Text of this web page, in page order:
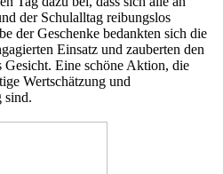
der Schulalltag reibungslos
der Geschenke bedankten sich die
Einsatz und zauberten den
Gesicht. Eine schöne Aktion, die
Wertschätzung und
sind.